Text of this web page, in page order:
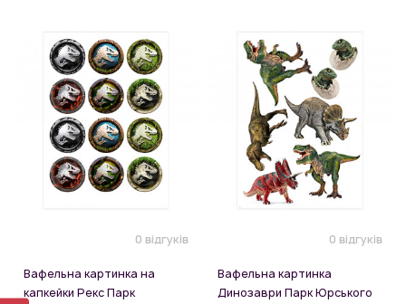
0 відгуків
Вафельна картинка на
капкейки Рекс Парк
0 відгуків
Вафельна картинка
Динозаври Парк Юрського